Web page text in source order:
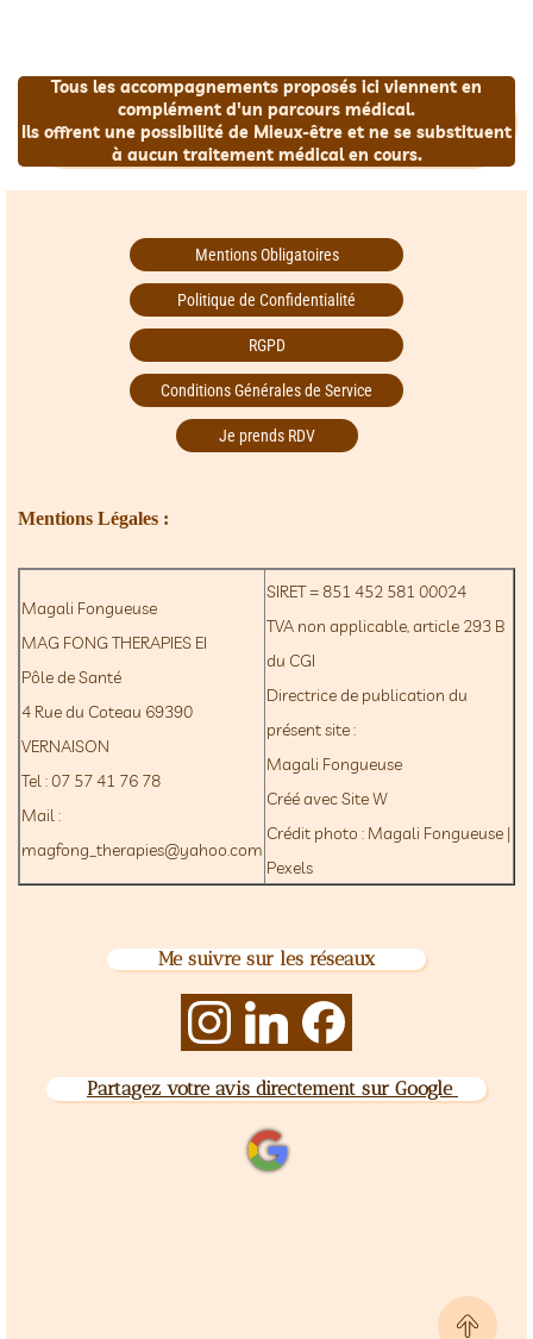
Tous les accompagnements proposés ici viennent en
complément d'un parcours médical.
Ils offrent une possibilité de Mieux-être et ne se substituent
à aucun traitement médical en cours.
Mentions Obligatoires
Politique de Confidentialité
RGPD
Conditions Générales de Service
Je prends RDV
Mentions Légales :
Magali Fongueuse
MAG FONG THERAPIES EI
Pôle de Santé
4 Rue du Coteau 69390
VERNAISON
Tel : 07 57 41 76 78
Mail :
magfong_therapies@yahoo.com
SIRET = 851 452 581 00024
TVA non applicable, article 293 B
du CGI
Directrice de publication du
présent site :
Magali Fongueuse
Créé avec Site W
Crédit photo : Magali Fongueuse |
Pexels
Me suivre sur les réseaux

Partagez votre avis directement sur Google